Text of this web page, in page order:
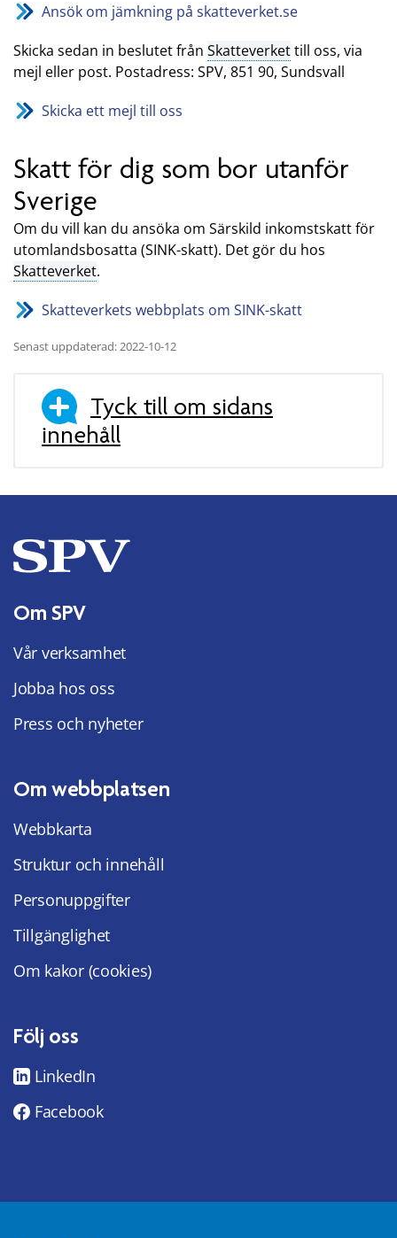
Ansök om jämkning på skatteverket.se
Skicka sedan in beslutet från Skatteverkettill oss, via
mejl eller post. Postadress: SPV, 851 90, Sundsvall
Skicka ett mejl till oss
Skatt för dig som bor utanför
Sverige
Om du vill kan du ansöka om Särskild inkomstskatt för
utomlandsbosatta (SINK-skatt). Det gör du hos
Skatteverket.
Skatteverkets webbplats om SINK-skatt
Senast uppdaterad: 2022-10-12
Tyck till om sidans
innehåll
Om SPV
Vår verksamhet
Jobba hos oss
Press och nyheter
Om webbplatsen
Webbkarta
Struktur och innehåll
Personuppgifter
Tillgänglighet
Om kakor (cookies)
Följ oss
LinkedIn
Facebook